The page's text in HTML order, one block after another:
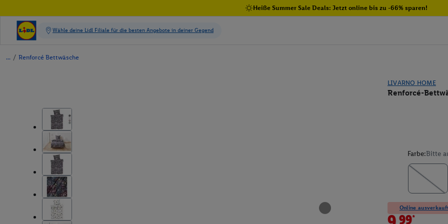
Heiße Summer Sale Deals: Jetzt online bis zu -66% sparen!
/ Renforcé Bettwäsche
LIVARNO HOME
Renforcé-
Farbe:Bitte
Online